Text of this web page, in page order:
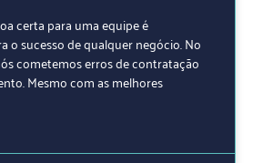
certa para uma equipe é
o sucesso de qualquer negócio. No
cometemos erros de contratação
Mesmo com as melhores